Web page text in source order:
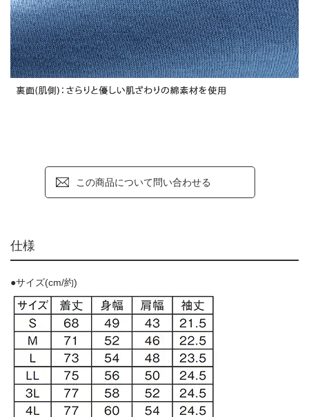
この商品について問い合わせる
仕様
●サイズ(cm/約)